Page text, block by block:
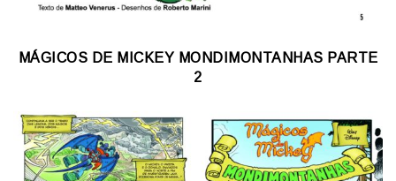
MÁGICOS DE MICKEY MONDIMONTANHAS PARTE
2